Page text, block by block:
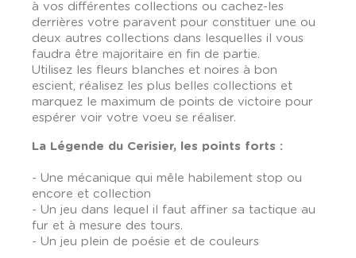
à vos différentes collections ou cachez-les
derrières votre paravent pour constituer une ou
deux autres collections dans lesquelles il vous
faudra être majoritaire en fin de partie.
Utilisez les fleurs blanches et noires à bon
escient, réalisez les plus belles collections et
marquez le maximum de points de victoire pour
espérer voir votre voeu se réaliser.
La Légende du Cerisier, les points forts :
- Une mécanique qui mêle habilement stop ou
encore et collection
- Un jeu dans lequel il faut affiner sa tactique au
fur et à mesure des tours.
- Un jeu plein de poésie et de couleurs